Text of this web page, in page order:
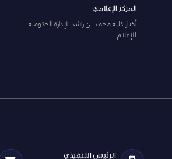
المركز الإعلامي
أخبار كلية محمد بن راشد للإدارة الحكومية
للإعلام
الرئيس التنفيذي